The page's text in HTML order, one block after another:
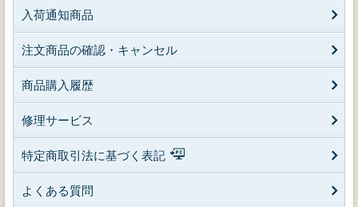
入荷通知商品
注文商品の確認・キャンセル
商品購入履歴
修理サービス
特定商取引法に基づく表記
よくある質問